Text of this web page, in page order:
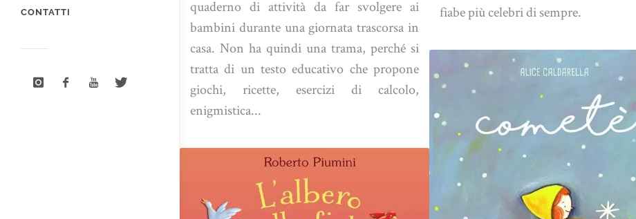
CONTATTI
quaderno di attività da far svolgere ai
bambini durante una giornata trascorsa in
casa. Non ha quindi una trama, perché si
tratta di un testo educativo che propone
giochi, ricette, esercizi di calcolo,
enigmistica...
fiabe più celebri di sempre.